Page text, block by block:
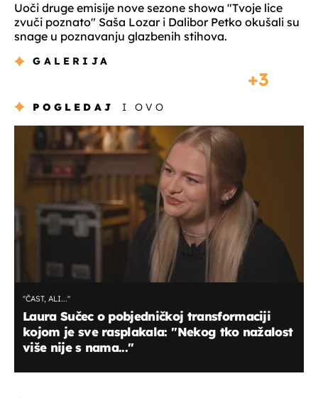
Uoči druge emisije nove sezone showa "Tvoje lice
zvuči poznato" Saša Lozar i Dalibor Petko okušali su
snage u poznavanju glazbenih stihova.
GALERIJA
3
POGLEDAJ I OVO
''ČAST, ALI...''
Laura Sučec o pobjedničkoj transformaciji
kojom je sve rasplakala: ''Nekog tko nažalost
više nije s nama...''